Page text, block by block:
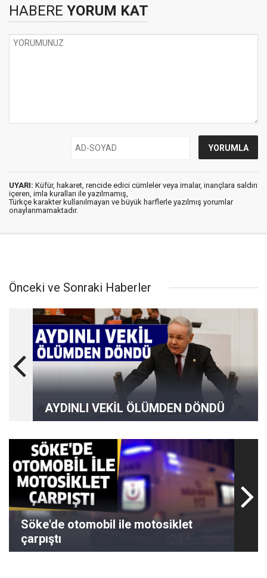
HABERE YORUM KAT
UYARI: Küfür, hakaret, rencide edici cümleler veya imalar, inançlara saldırı
içeren, imla kuralları ile yazılmamış,
Türkçe karakter kullanılmayan ve büyük harflerle yazılmış yorumlar
onaylanmamaktadır.
Önceki ve Sonraki Haberler
AYDINLI VEKİL ÖLÜMDEN DÖNDÜ
Söke'de otomobil ile motosiklet
çarpıştı